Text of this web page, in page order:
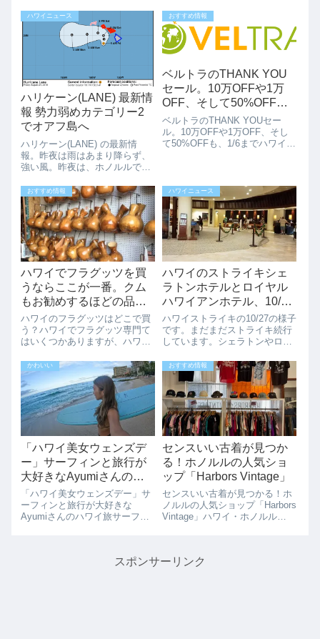
ハワイニュース
ハリケーン(LANE) 最新情
報 勢力弱めカテゴリー2
でオアフ島へ
ハリケーン(LANE) の最新情
報。昨夜は雨はあまり降らず、
強い風。昨夜は、ホノルルでは
きました。（マキキの家では屋
根が飛んだとかニュースでやっ
てました。）シェルターでは、
1000名以上の人が避難して夜を
過ごした...
おすすめ情報
ベルトラのTHANK YOU
セール。10万OFFや1万
OFF、そして50%OFF
も、1/6まで
ベルトラのTHANK YOUセー
ル。10万OFFや1万OFF、そし
て50%OFFも、1/6までハワイ旅
とったら次は、オプショナルツ
アーですね。オプショナルツ...
おすすめ情報
ハワイでフラグッツを買
うならここが一番。クム
もお勧めするほどの品揃
え。
ハワイのフラグッツはどこで買
う？ハワイでフラグッツ専門て
はいくつかありますが、ハワイ
専門店は、「J&L Trading
House」です。ハワイでフラを
習っている子はみなここでプイ
リやイプを購入するそうです。
「J...
ハワイニュース
ハワイのストライキシェ
ラトンホテルとロイヤル
ハワイアンホテル、10/27
の様子
ハワイストライキの10/27の様子
です。まだまだストライキ続行
しています。シェラトンやロイ
ですが、ロイヤルハワイアンセ
ンターのカラカウア通りでスト
ライキしています。17時半頃に
はストライキの人達が少なくな
っていま...
かわいい
「ハワイ美女ウェンズデ
ー」サーフィンと旅行が
大好きなAyumiさんのハ
ワイ旅
「ハワイ美女ウェンズデー」サ
ーフィンと旅行が大好きな
Ayumiさんのハワイ旅サーフィ
年のインタビューはこちら。
おすすめ情報
センスいい古着が見つか
る！ホノルルの人気ショ
ップ「Harbors Vintage」
センスいい古着が見つかる！ホ
ノルルの人気ショップ「Harbors
Vintage」ハワイ・ホノルル
Vintage。■ とにかく「当たり」
スポンサーリンク